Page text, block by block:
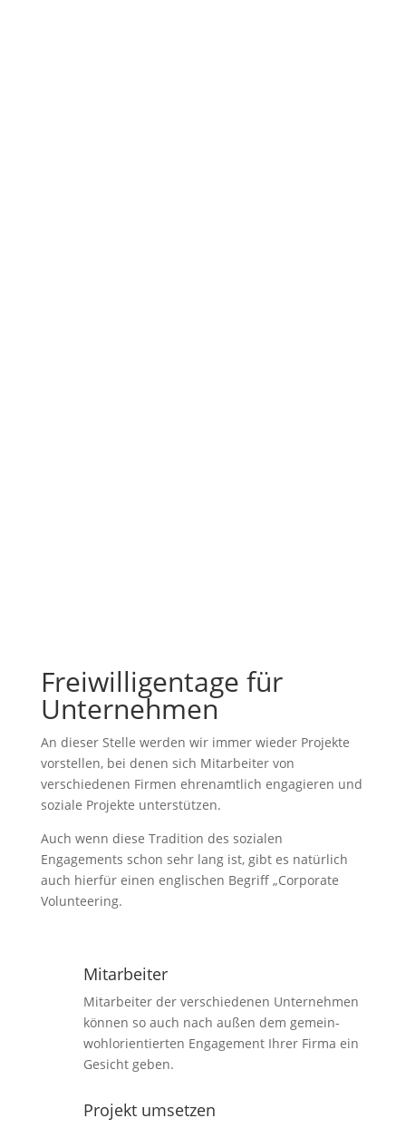
Freiwilligentage für
Unternehmen
An dieser Stelle werden wir immer wieder Projekte
vorstellen, bei denen sich Mitarbeiter von
verschiedenen Firmen ehrenamtlich engagieren und
soziale Projekte unterstützen.
Auch wenn diese Tradition des sozialen
Engagements schon sehr lang ist, gibt es natürlich
auch hierfür einen englischen Begriff „Corporate
Volunteering.
Mitarbeiter
Mitarbeiter der verschiedenen Unternehmen
können so auch nach außen dem gemein-
wohlorientierten Engagement Ihrer Firma ein
Gesicht geben.
Projekt umsetzen